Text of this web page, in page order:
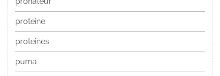
proteine
proteines
puma